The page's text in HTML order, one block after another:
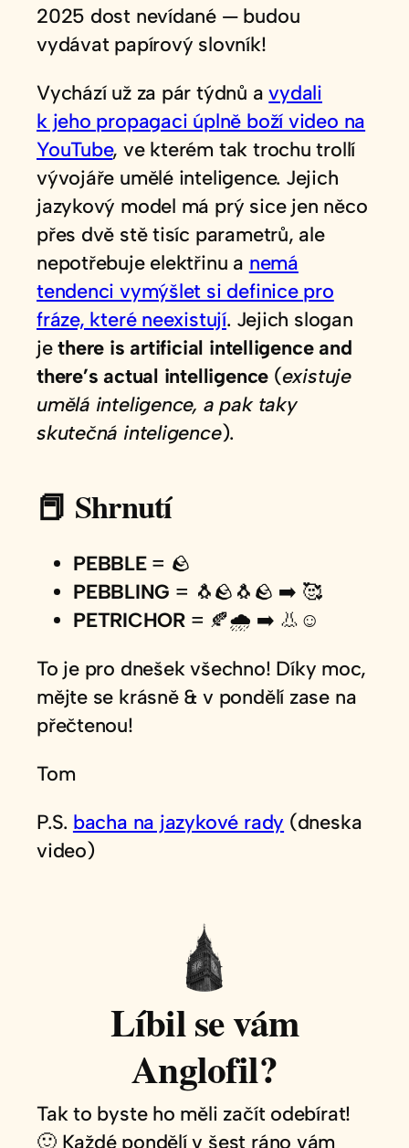
2025 dost nevídané — budou
vydávat papírový slovník!
Vychází už za pár týdnů avydali
k jeho propagaci úplně boží video na
YouTube, ve kterém tak trochu trollí
vývojáře umělé inteligence. Jejich
jazykový model má prý sice jen něco
přes dvě stě tisíc parametrů, ale
nepotřebuje elektřinu a nemá
tendenci vymýšlet si definice pro
fráze, které neexistují. Jejich slogan
jethere is artificial intelligence and
there’s actual intelligence (existuje
umělá inteligence, a pak taky
skutečná inteligence).
📕 Shrnutí
PEBBLE= 🪨
PEBBLING = 🐧🪨🐧🪨 ➡️ 🥰
PETRICHOR = 🍂🌧️ ➡️ 👃☺️
To je pro dnešek všechno! Díky moc,
mějte se krásně & v pondělí zase na
přečtenou!
Tom
P.S. bacha na jazykové rady (dneska
video)
Líbil se vám
Anglofil?
Tak to byste ho měli začít odebírat!
🙂 Každé pondělí v šest ráno vám